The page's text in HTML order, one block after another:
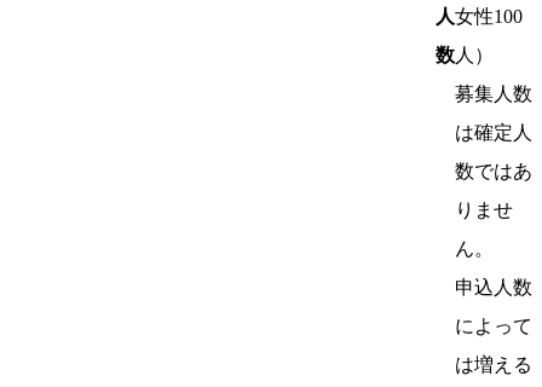
人
数
女性100
人）
募集人数
は確定人
数ではあ
りませ
ん。
申込人数
によって
は増える